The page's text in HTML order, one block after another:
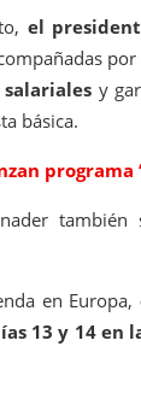
el
y
básica.
también
en Europa,
13 y 14 en